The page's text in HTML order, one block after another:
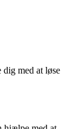
med at løse